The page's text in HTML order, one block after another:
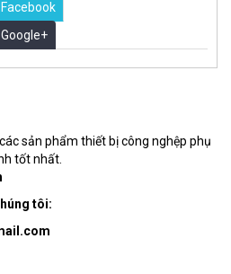
sản phẩm thiết bị công nghệp phụ
tốt nhất.
tôi: